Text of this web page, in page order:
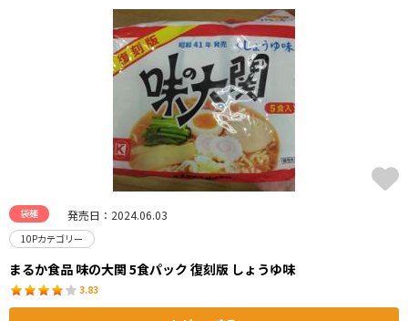
袋麺 発売日：2024.06.03
10Pカテゴリー
まるか食品 味の大関 5食パック 復刻版 しょうゆ味
3.83